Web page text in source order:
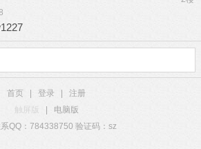
首页 登录
注册
触屏版
电脑版
QQ：784338750 验证码：sz